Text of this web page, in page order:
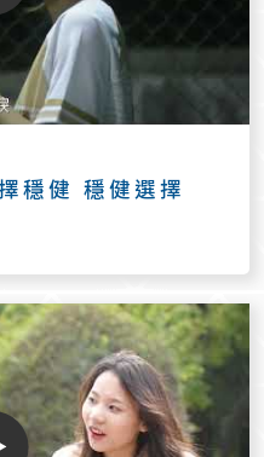
穩健 穩健選擇